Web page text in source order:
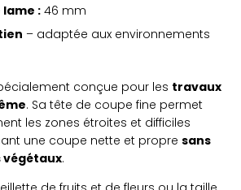
lame : 46 mm
– adaptée aux environnements
conçue pour les travaux
. Sa tête de coupe fine permet
les zones étroites et difficiles
une coupe nette et propre sans
végétaux.